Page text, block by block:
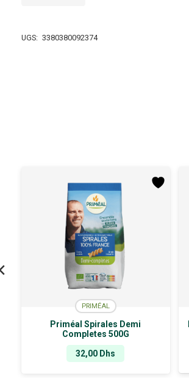
UGS: 3380380092374
PRIMÉAL
Priméal Spirales Demi
Completes 500G
32,00 Dhs